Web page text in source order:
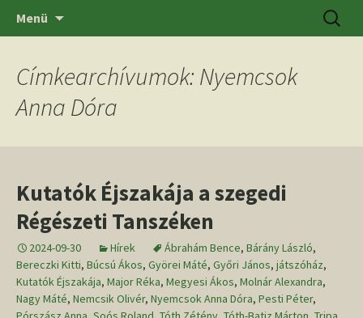
SZTE BTK Régészeti Tanszék
Menü
Címkearchívumok: Nyemcsok
Anna Dóra
Kutatók Éjszakája a szegedi
Régészeti Tanszéken
2024-09-30 Hírek Ábrahám Bence, Bárány László,
Bereczki Kitti, Búcsú Ákos, Györei Máté, Győri János, játszóház,
Kutatók Éjszakája, Major Réka, Megyesi Ákos, Molnár Alexandra,
Nagy Máté, Nemcsik Olivér, Nyemcsok Anna Dóra, Pesti Péter,